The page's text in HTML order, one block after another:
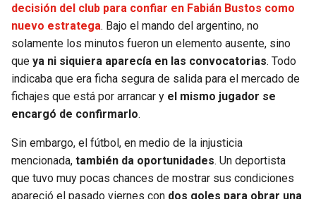
decisión del club para confiar en Fabián Bustos como
nuevo estratega. Bajo el mando del argentino, no
solamente los minutos fueron un elemento ausente, sino
que ya ni siquiera aparecía en las convocatorias. Todo
indicaba que era ficha segura de salida para el mercado de
fichajes que está por arrancar y el mismo jugador se
encargó de confirmarlo.
Sin embargo, el fútbol, en medio de la injusticia
mencionada, también da oportunidades. Un deportista
que tuvo muy pocas chances de mostrar sus condiciones
apareció el pasado viernes con dos goles para obrar una